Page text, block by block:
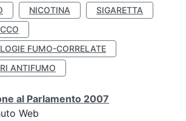
NICOTINA
SIGARETTA
FUMO-CORRELATE
ANTIFUMO
al Parlamento 2007
Web